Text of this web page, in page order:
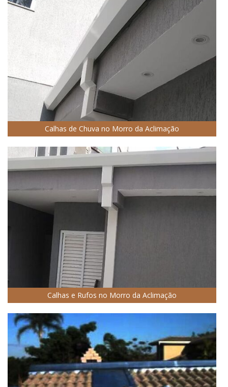
Calhas de Chuva no Morro da Aclimação
Calhas e Rufos no Morro da Aclimação